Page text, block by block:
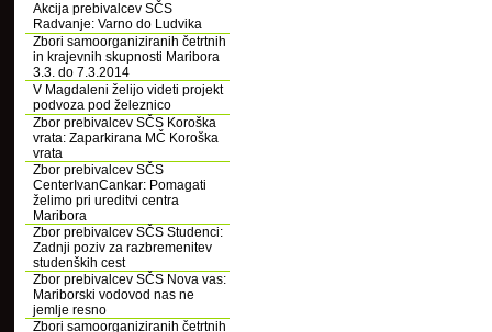
Akcija prebivalcev SČS
Radvanje: Varno do Ludvika
Zbori samoorganiziranih četrtnih
in krajevnih skupnosti Maribora
3.3. do 7.3.2014
V Magdaleni želijo videti projekt
podvoza pod železnico
Zbor prebivalcev SČS Koroška
vrata: Zaparkirana MČ Koroška
vrata
Zbor prebivalcev SČS
CenterIvanCankar: Pomagati
želimo pri ureditvi centra
Maribora
Zbor prebivalcev SČS Studenci:
Zadnji poziv za razbremenitev
studenških cest
Zbor prebivalcev SČS Nova vas:
Mariborski vodovod nas ne
jemlje resno
Zbori samoorganiziranih četrtnih